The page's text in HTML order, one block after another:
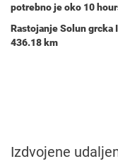
potrebno je oko 10
Rastojanje Solun
436.18 km
Izdvojene